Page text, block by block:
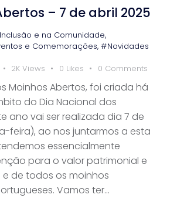
– 7 de abril 2025
e na Comunidade,
e Comemorações, #Novidades
2K Views 0 Likes 0 Comments
Moinhos Abertos, foi criada há
do Dia Nacional dos
ano vai ser realizada dia 7 de
feira), ao nos juntarmos a esta
essencialmente
para o valor patrimonial e
de todos os moinhos
Vamos ter…